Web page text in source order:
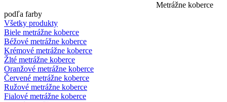
Metrážne koberce
podľa farby
Všetky produkty
Biele metrážne koberce
Béžové metrážne koberce
Krémové metrážne koberce
Žlté metrážne koberce
Oranžové metrážne koberce
Červené metrážne koberce
Ružové metrážne koberce
Fialové metrážne koberce